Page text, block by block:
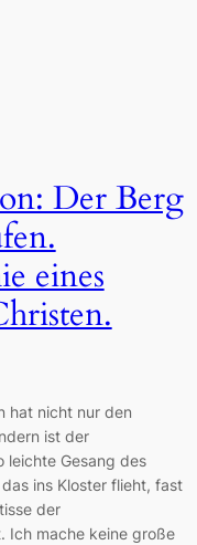
Der Berg
eines
hat nicht nur den
ist der
leichte Gesang des
ins Kloster flieht, fast
der
Ich mache keine große